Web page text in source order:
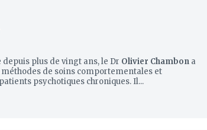
plus de vingt ans, le Dr Olivier Chambon a
de soins comportementales et
psychotiques chroniques. Il...